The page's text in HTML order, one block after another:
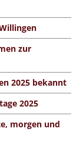
zur
2025 bekannt
2025
morgen und